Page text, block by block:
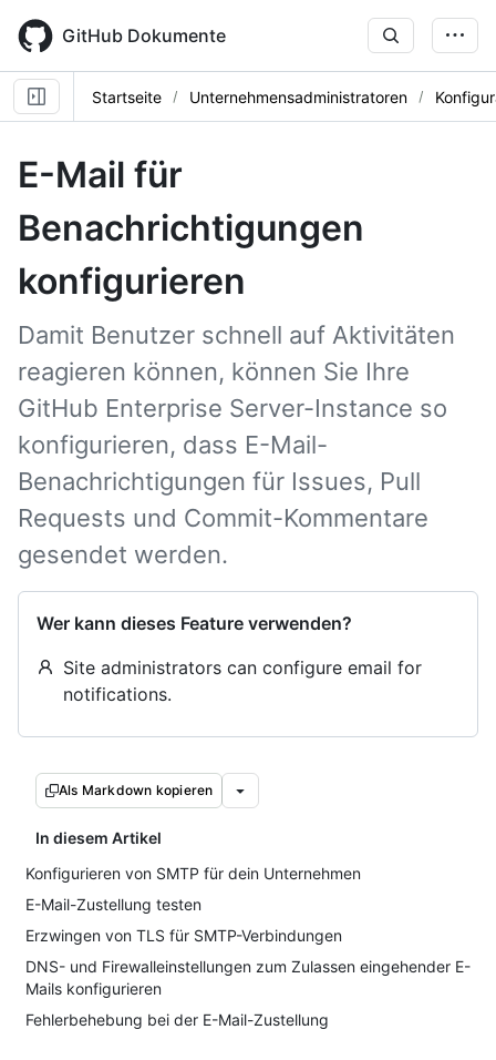
main
content
GitHub Dokumente
Startseite Unternehmensadministratoren
E-Mail für
Benachrichtigungen
konfigurieren
Damit Benutzer schnell auf Aktivitäten
reagieren können, können Sie Ihre
GitHub Enterprise Server-Instance so
konfigurieren, dass E-Mail-
Benachrichtigungen für Issues, Pull
Requests und Commit-Kommentare
gesendet werden.
Wer kann dieses Feature verwenden?
Site administrators can configure email for
notifications.
Als Markdown kopieren
In diesem Artikel
Konfigurieren von SMTP für dein Unternehmen
E-Mail-Zustellung testen
Erzwingen von TLS für SMTP-Verbindungen
DNS- und Firewalleinstellungen zum Zulassen eingehender E-
Mails konfigurieren
Fehlerbehebung bei der E-Mail-Zustellung